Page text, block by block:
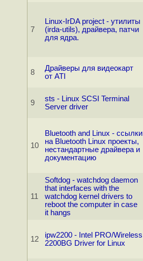
7
Linux-IrDA project - утилиты
(irda-utils), драйвера, патчи
для ядра.
8
Драйверы для видеокарт
от ATI
9
sts - Linux SCSI Terminal
Server driver
10
Bluetooth and Linux - ссылки
на Bluetooth Linux проекты,
нестандартные драйвера и
документацию
11
Softdog - watchdog daemon
that interfaces with the
watchdog kernel drivers to
reboot the computer in case
it hangs
12
ipw2200 - Intel PRO/Wireless
2200BG Driver for Linux